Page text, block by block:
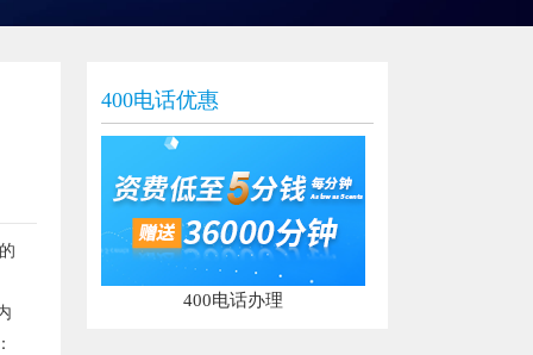
400电话优惠
400电话办理